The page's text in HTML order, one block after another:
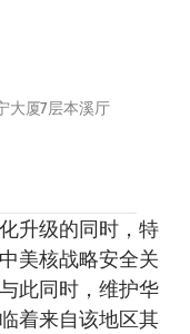
大厦7层本溪厅
升级的同时，特
美核战略安全关
此同时，维护华
着来自该地区其